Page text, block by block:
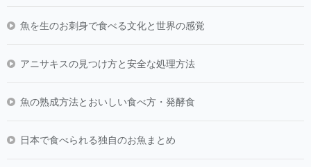
魚を生のお刺身で食べる文化と世界の感覚
アニサキスの見つけ方と安全な処理方法
魚の熟成方法とおいしい食べ方・発酵食
日本で食べられる独自のお魚まとめ